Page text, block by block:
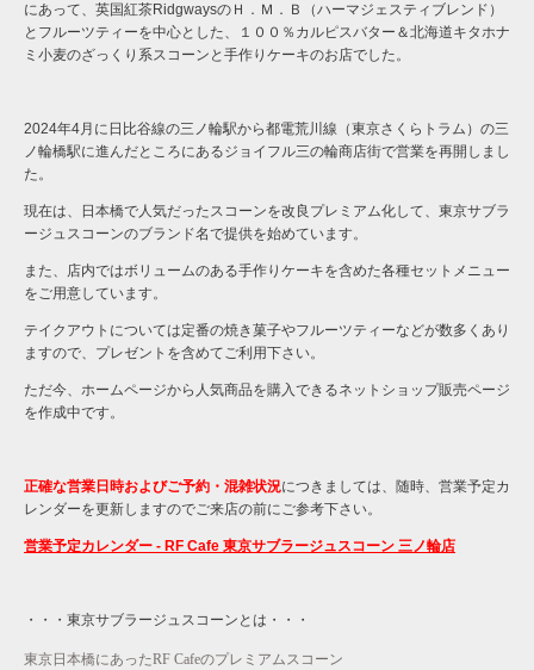
にあって、英国紅茶RidgwaysのＨ．Ｍ．Ｂ（ハーマジェスティブレンド）
とフルーツティーを中心とした、１００％カルピスバター＆北海道キタホナ
ミ小麦のざっくり系スコーンと手作りケーキのお店でした。
2024年4月に日比谷線の三ノ輪駅から都電荒川線（東京さくらトラム）の三
ノ輪橋駅に進んだところにあるジョイフル三の輪商店街で営業を再開しまし
た。
現在は、日本橋で人気だったスコーンを改良プレミアム化して、東京サブラ
ージュスコーンのブランド名で提供を始めています。
また、店内ではボリュームのある手作りケーキを含めた各種セットメニュー
をご用意しています。
テイクアウトについては定番の焼き菓子やフルーツティーなどが数多くあり
ますので、プレゼントを含めてご利用下さい。
ただ今、ホームページから人気商品を購入できるネットショップ販売ページ
を作成中です。
正確な営業日時およびご予約・混雑状況につきましては、随時、営業予定カ
レンダーを更新しますのでご来店の前にご参考下さい。
営業予定カレンダー - RF Cafe 東京サブラージュスコーン 三ノ輪店
・・・東京サブラージュスコーンとは・・・
東京日本橋にあったRF Cafeのプレミアムスコーン